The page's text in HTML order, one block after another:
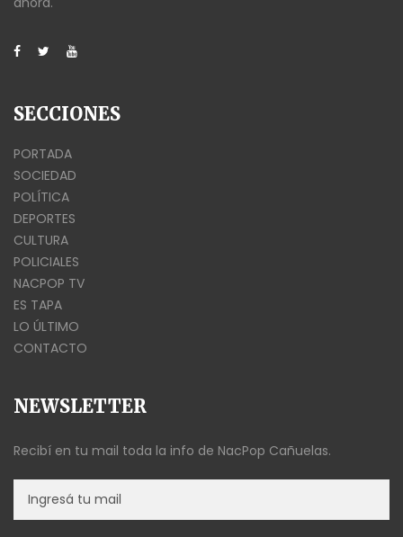
SECCIONES
PORTADA
SOCIEDAD
POLÍTICA
DEPORTES
CULTURA
POLICIALES
NACPOP TV
ES TAPA
LO ÚLTIMO
CONTACTO
NEWSLETTER
Recibí en tu mail toda la info de NacPop Cañuelas.